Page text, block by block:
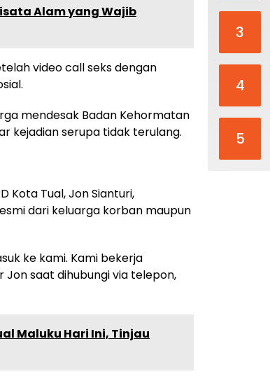
Alam yang Wajib
video call seks dengan
mendesak Badan Kehormatan
kejadian serupa tidak terulang.
Kota Tual, Jon Sianturi,
dari keluarga korban maupun
ke kami. Kami bekerja
Jon saat dihubungi via telepon,
Maluku Hari Ini, Tinjau
3
4
5